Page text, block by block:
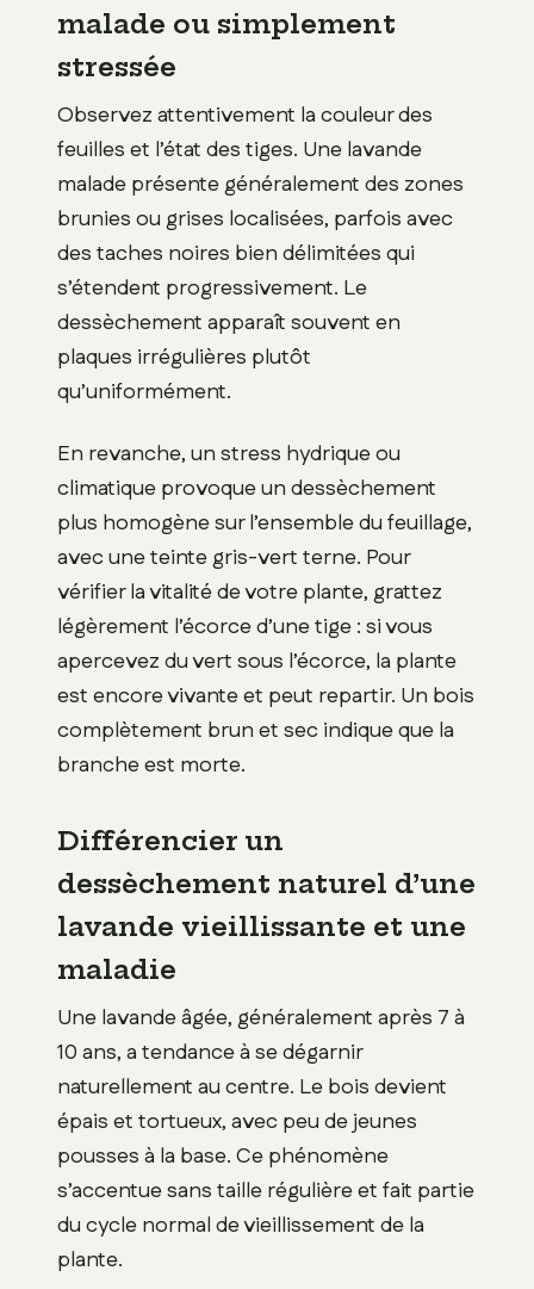
malade ou simplement
stressée
Observez attentivement la couleur des
feuilles et l’état des tiges. Une lavande
malade présente généralement des zones
brunies ou grises localisées, parfois avec
des taches noires bien délimitées qui
s’étendent progressivement. Le
dessèchement apparaît souvent en
plaques irrégulières plutôt
qu’uniformément.
En revanche, un stress hydrique ou
climatique provoque un dessèchement
plus homogène sur l’ensemble du feuillage,
avec une teinte gris-vert terne. Pour
vérifier la vitalité de votre plante, grattez
légèrement l’écorce d’une tige : si vous
apercevez du vert sous l’écorce, la plante
est encore vivante et peut repartir. Un bois
complètement brun et sec indique que la
branche est morte.
Différencier un
dessèchement naturel d’une
lavande vieillissante et une
maladie
Une lavande âgée, généralement après 7 à
10 ans, a tendance à se dégarnir
naturellement au centre. Le bois devient
épais et tortueux, avec peu de jeunes
pousses à la base. Ce phénomène
s’accentue sans taille régulière et fait partie
du cycle normal de vieillissement de la
plante.